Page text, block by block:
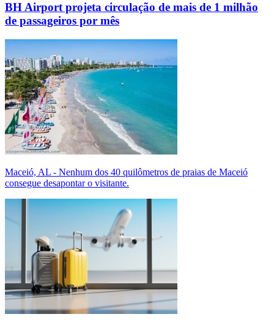
BH Airport projeta circulação de mais de 1 milhão
de passageiros por mês
Maceió, AL - Nenhum dos 40 quilômetros de praias de Maceió
consegue desapontar o visitante.